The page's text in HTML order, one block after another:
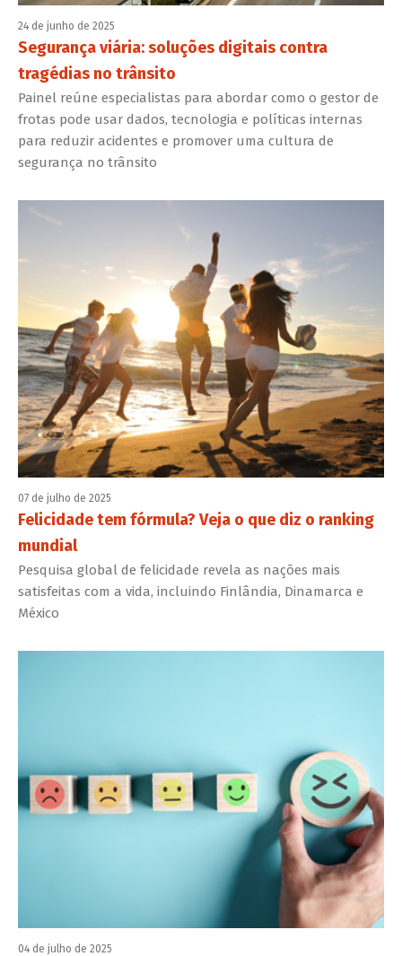
24 de junho de 2025
Segurança viária: soluções digitais contra
tragédias no trânsito
Painel reúne especialistas para abordar como o gestor de
frotas pode usar dados, tecnologia e políticas internas
para reduzir acidentes e promover uma cultura de
segurança no trânsito
07 de julho de 2025
Felicidade tem fórmula? Veja o que diz o ranking
mundial
Pesquisa global de felicidade revela as nações mais
satisfeitas com a vida, incluindo Finlândia, Dinamarca e
México
04 de julho de 2025